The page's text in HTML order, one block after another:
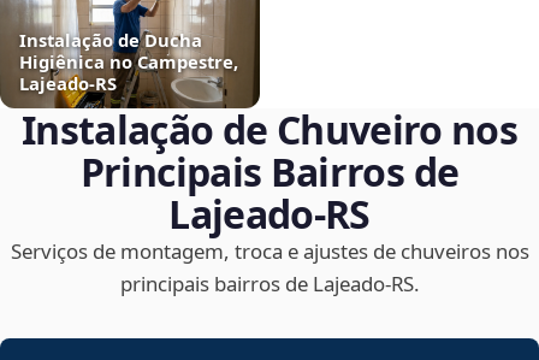
Instalação de Ducha
Higiênica no Campestre,
Lajeado‑RS
Instalação de Chuveiro nos
Principais Bairros de
Lajeado‑RS
Serviços de montagem, troca e ajustes de chuveiros nos
principais bairros de Lajeado‑RS.